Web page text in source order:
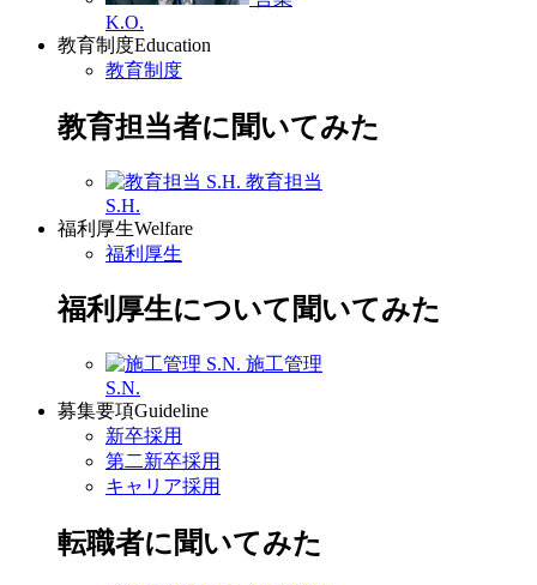
K.O.
教育制度Education
教育制度
教育担当者に聞いてみた
教育担当
S.H.
福利厚生Welfare
福利厚生
福利厚生について聞いてみた
施工管理
S.N.
募集要項Guideline
新卒採用
第二新卒採用
キャリア採用
転職者に聞いてみた